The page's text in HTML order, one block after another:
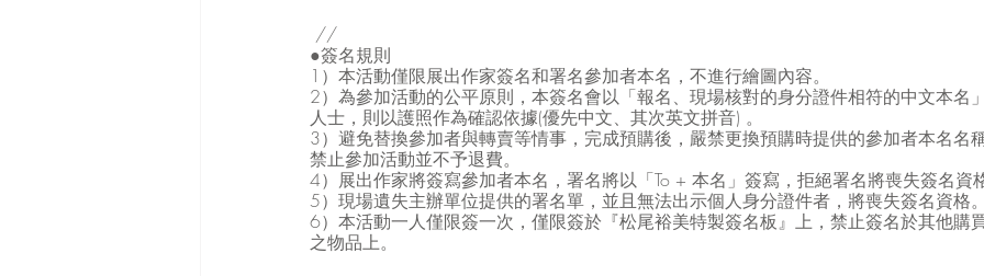
//
●簽名規則
1）本活動僅限展出作家簽名和署名參加者本名，不進行繪圖內容。
2）為參加活動的公平原則，本簽名會以「報名、現場核對的身分證件相符的中文本名
人士，則以護照作為確認依據(優先中文、其次英文拼音) 。
3）避免替換參加者與轉賣等情事，完成預購後，嚴禁更換預購時提供的參加者本名名
禁止參加活動並不予退費。
4）展出作家將簽寫參加者本名，署名將以「To + 本名」簽寫，拒絕署名將喪失簽名資
5）現場遺失主辦單位提供的署名單，並且無法出示個人身分證件者，將喪失簽名資格
6）本活動一人僅限簽一次，僅限簽於『松尾裕美特製簽名板』上，禁止簽名於其他購
之物品上。